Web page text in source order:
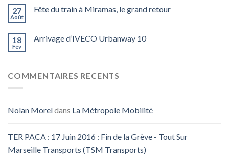
27
Août
Fête du train à Miramas, le grand retour
18
Fév
Arrivage d’IVECO Urbanway 10
COMMENTAIRES RECENTS
Nolan Moreldans La Métropole Mobilité
TER PACA : 17 Juin 2016 : Fin de la Grève - Tout Sur
Marseille Transports (TSM Transports)